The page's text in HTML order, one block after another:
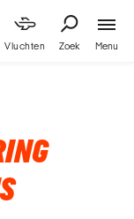
Vluchten Zoek Menu